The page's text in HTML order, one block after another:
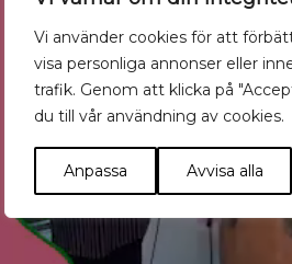
Vi använder cookies för att
visa personliga annonser eller
trafik. Genom att klicka på
du till vår användning av cookies.
Anpassa Avvisa alla